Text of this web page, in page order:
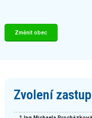
Změnit obec
Zvolení